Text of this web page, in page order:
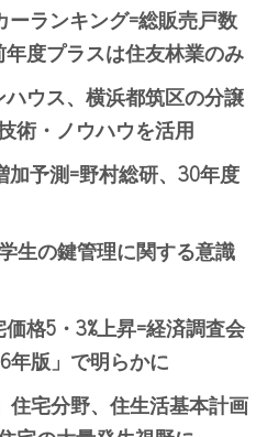
ランキング=総販売戸数
度プラスは住友林業のみ
ウス、横浜都筑区の分譲
術・ノウハウを活用
予測=野村総研、30年度
生の鍵管理に関する意識
格5・3%上昇=経済調査会
年版」で明らかに
住宅分野、住生活基本計画